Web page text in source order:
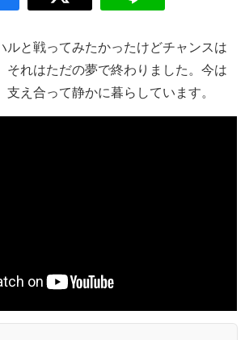
ルと戦ってみたかったけどチャンスは
それはただの夢で終わりました。今は
支え合って静かに暮らしています。